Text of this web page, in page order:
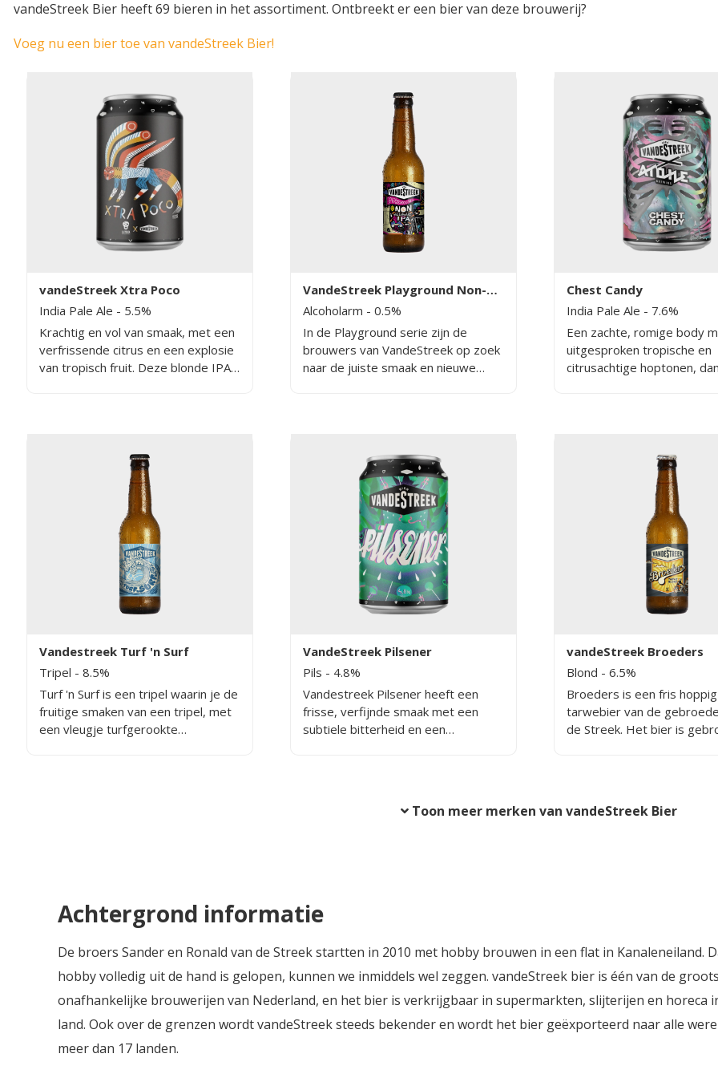
vandeStreek Bier heeft 69 bieren in het assortiment. Ontbreekt er een bier van deze brouwerij?
Voeg nu een bier toe van vandeStreek Bier!
vandeStreek Xtra Poco
India Pale Ale - 5.5%
Krachtig en vol van smaak, met een
verfrissende citrus en een explosie
van tropisch fruit. Deze blonde IPA
VandeStreek Playground Non-
Alcoholic IPA
Alcoholarm - 0.5%
In de Playground serie zijn de
brouwers van VandeStreek op zoek
naar de juiste smaak en nieuwe
goed gelukt al zeggen ze zelf.
Chest Candy
India Pale Ale - 7.6%
Een zachte, romige body
uitgesproken tropische en
citrusachtige hoptonen,
gevaarlijk doordrinkbaar,
fluweelzacht mondgevoel
sappige hopkarakter.
Vandestreek Turf 'n Surf
Tripel - 8.5%
Turf 'n Surf is een tripel waarin je de
fruitige smaken van een tripel, met
een vleugje turfgerookte
VandeStreek Pilsener
Pils - 4.8%
Vandestreek Pilsener heeft een
frisse, verfijnde smaak met een
subtiele bitterheid en een
vandeStreek Broeders
Blond - 6.5%
Broeders is een fris hoppig
tarwebier van de
de Streek. Het bier is
Toon meer merken van vandeStreek Bier
Achtergrond informatie
De broers Sander en Ronald van de Streek startten in 2010 met hobby brouwen in een flat in Kanaleneiland.
hobby volledig uit de hand is gelopen, kunnen we inmiddels wel zeggen. vandeStreek bier is één van de
onafhankelijke brouwerijen van Nederland, en het bier is verkrijgbaar in supermarkten, slijterijen en horeca
land. Ook over de grenzen wordt vandeStreek steeds bekender en wordt het bier geëxporteerd naar alle
meer dan 17 landen.